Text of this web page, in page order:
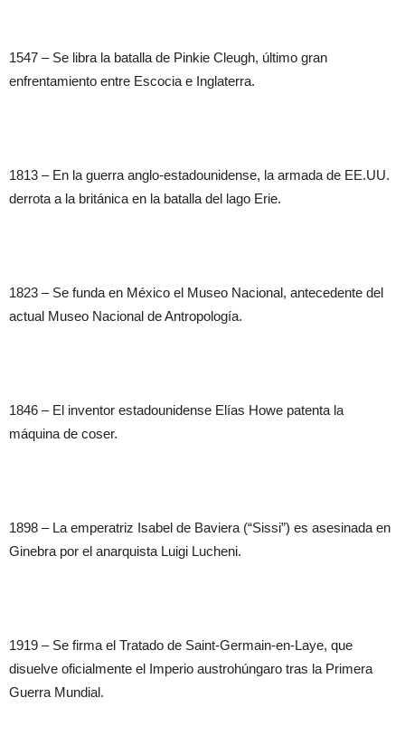
1547 – Se libra la batalla de Pinkie Cleugh, último gran
enfrentamiento entre Escocia e Inglaterra.
1813 – En la guerra anglo-estadounidense, la armada de EE.UU.
derrota a la británica en la batalla del lago Erie.
1823 – Se funda en México el Museo Nacional, antecedente del
actual Museo Nacional de Antropología.
1846 – El inventor estadounidense Elías Howe patenta la
máquina de coser.
1898 – La emperatriz Isabel de Baviera (“Sissi”) es asesinada en
Ginebra por el anarquista Luigi Lucheni.
1919 – Se firma el Tratado de Saint-Germain-en-Laye, que
disuelve oficialmente el Imperio austrohúngaro tras la Primera
Guerra Mundial.